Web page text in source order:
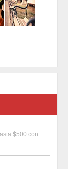
$500 con